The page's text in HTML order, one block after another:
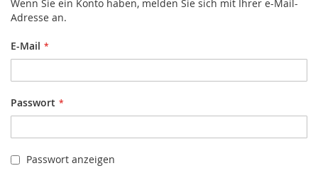
Wenn Sie ein Konto haben, melden Sie sich mit Ihrer e-Mail-
Adresse an.
E-Mail
Passwort
Passwort anzeigen